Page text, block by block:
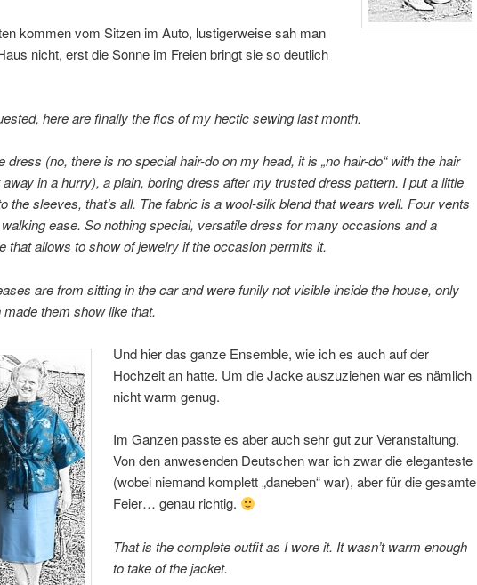
kommen vom Sitzen im Auto, lustigerweise sah man
nicht, erst die Sonne im Freien bringt sie so deutlich
here are finally the fics of my hectic sewing last month.
dress (no, there is no special hair-do on my head, it is „no hair-do“ with the hair
in a hurry), a plain, boring dress after my trusted dress pattern. I put a little
the sleeves, that’s all. The fabric is a wool-silk blend that wears well. Four vents
ease. So nothing special, versatile dress for many occasions and a
that allows to show of jewelry if the occasion permits it.
are from sitting in the car and were funily not visible inside the house, only
made them show like that.
Und hier das ganze Ensemble, wie ich es auch auf der
Hochzeit an hatte. Um die Jacke auszuziehen war es nämlich
nicht warm genug.
Im Ganzen passte es aber auch sehr gut zur Veranstaltung.
Von den anwesenden Deutschen war ich zwar die eleganteste
(wobei niemand komplett „daneben“ war), aber für die gesamte
Feier… genau richtig.
That is the complete outfit as I wore it. It wasn’t warm enough
to take of the jacket.